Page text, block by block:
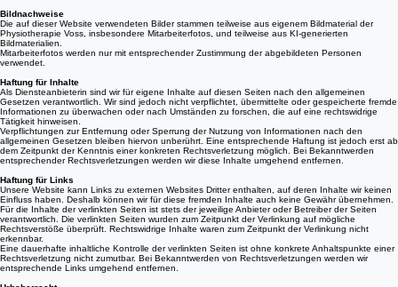
Bildnachweise
Die auf dieser Website verwendeten Bilder stammen teilweise aus eigenem Bildmaterial der
Physiotherapie Voss, insbesondere Mitarbeiterfotos, und teilweise aus KI-generierten
Bildmaterialien.
Mitarbeiterfotos werden nur mit entsprechender Zustimmung der abgebildeten Personen
verwendet.
Haftung für Inhalte
Als Diensteanbieterin sind wir für eigene Inhalte auf diesen Seiten nach den allgemeinen
Gesetzen verantwortlich. Wir sind jedoch nicht verpflichtet, übermittelte oder gespeicherte fremde
Informationen zu überwachen oder nach Umständen zu forschen, die auf eine rechtswidrige
Tätigkeit hinweisen.
Verpflichtungen zur Entfernung oder Sperrung der Nutzung von Informationen nach den
allgemeinen Gesetzen bleiben hiervon unberührt. Eine entsprechende Haftung ist jedoch erst ab
dem Zeitpunkt der Kenntnis einer konkreten Rechtsverletzung möglich. Bei Bekanntwerden
entsprechender Rechtsverletzungen werden wir diese Inhalte umgehend entfernen.
Haftung für Links
Unsere Website kann Links zu externen Websites Dritter enthalten, auf deren Inhalte wir keinen
Einfluss haben. Deshalb können wir für diese fremden Inhalte auch keine Gewähr übernehmen.
Für die Inhalte der verlinkten Seiten ist stets der jeweilige Anbieter oder Betreiber der Seiten
verantwortlich. Die verlinkten Seiten wurden zum Zeitpunkt der Verlinkung auf mögliche
Rechtsverstöße überprüft. Rechtswidrige Inhalte waren zum Zeitpunkt der Verlinkung nicht
erkennbar.
Eine dauerhafte inhaltliche Kontrolle der verlinkten Seiten ist ohne konkrete Anhaltspunkte einer
Rechtsverletzung nicht zumutbar. Bei Bekanntwerden von Rechtsverletzungen werden wir
entsprechende Links umgehend entfernen.